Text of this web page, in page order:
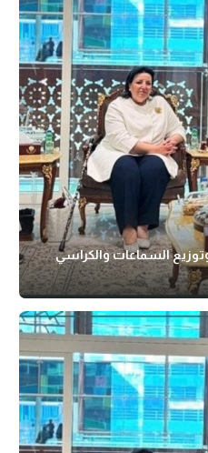
السماعات والكراسي